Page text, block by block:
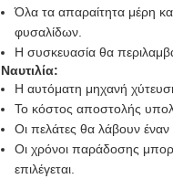
Όλα τα απαραίτητα μέρη
φυσαλίδων.
Η συσκευασία θα
Ναυτιλία:
Η αυτόματη μηχανή
Το κόστος αποστολής
Οι πελάτες θα λάβουν
Οι χρόνοι παράδοσης
επιλέγεται.